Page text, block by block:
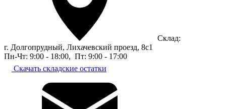
Склад:
г. Долгопрудный, Лихачевский проезд, 8c1
Пн-Чт: 9:00 - 18:00, Пт: 9:00 - 17:00
Скачать складские остатки